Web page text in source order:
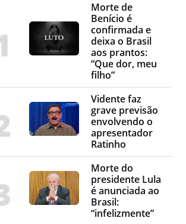
Morte de
Benício é
confirmada e
deixa o Brasil
aos prantos:
“Que dor, meu
filho”
Vidente faz
grave previsão
envolvendo o
apresentador
Ratinho
Morte do
presidente Lula
é anunciada ao
Brasil:
“infelizmente”